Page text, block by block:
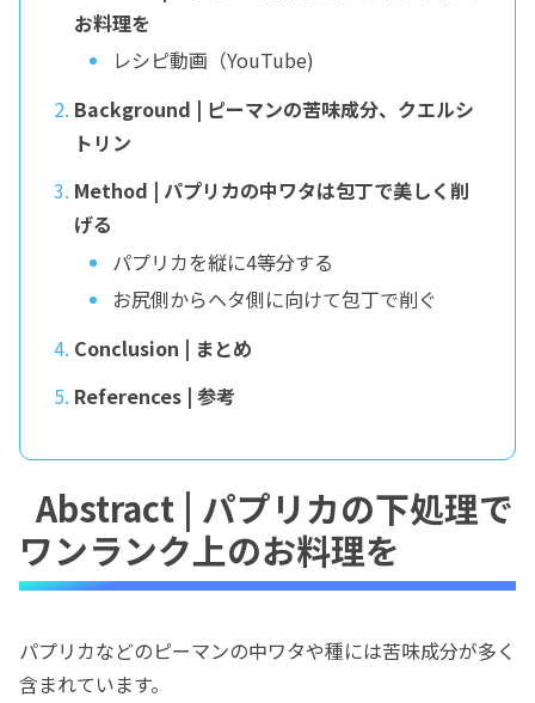
お料理を
レシピ動画（YouTube)
Background | ピーマンの苦味成分、クエルシ
トリン
Method | パプリカの中ワタは包丁で美しく削
げる
パプリカを縦に4等分する
お尻側からヘタ側に向けて包丁で削ぐ
Conclusion | まとめ
References | 参考
Abstract | パプリカの下処理で
ワンランク上のお料理を
パプリカなどのピーマンの中ワタや種には苦味成分が多く
含まれています。